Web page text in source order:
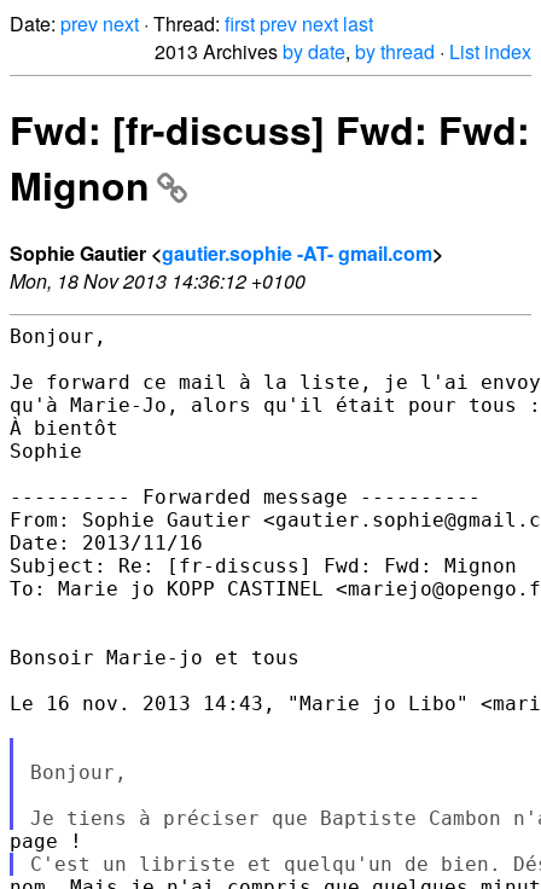
Date: prev next · Thread: firstprev next last
2013 Archivesby date, by thread · List index
Fwd: [fr-discuss] Fwd: Fwd:
Mignon
Sophie Gautier <gautier.sophie -AT- gmail.com>
Mon, 18 Nov 2013 14:36:12 +0100
Bonjour,
Je forward ce mail à la liste, je l'ai
qu'à Marie-Jo, alors qu'il était pour tous
À bientôt
Sophie
---------- Forwarded message ----------
From: Sophie Gautier
Date: 2013/11/16
Subject: Re: [fr-discuss] Fwd: Fwd: Mignon
To: Marie jo KOPP CASTINEL
Bonsoir Marie-jo et tous
Le 16 nov. 2013 14:43, "Marie jo Libo"
Bonjour,